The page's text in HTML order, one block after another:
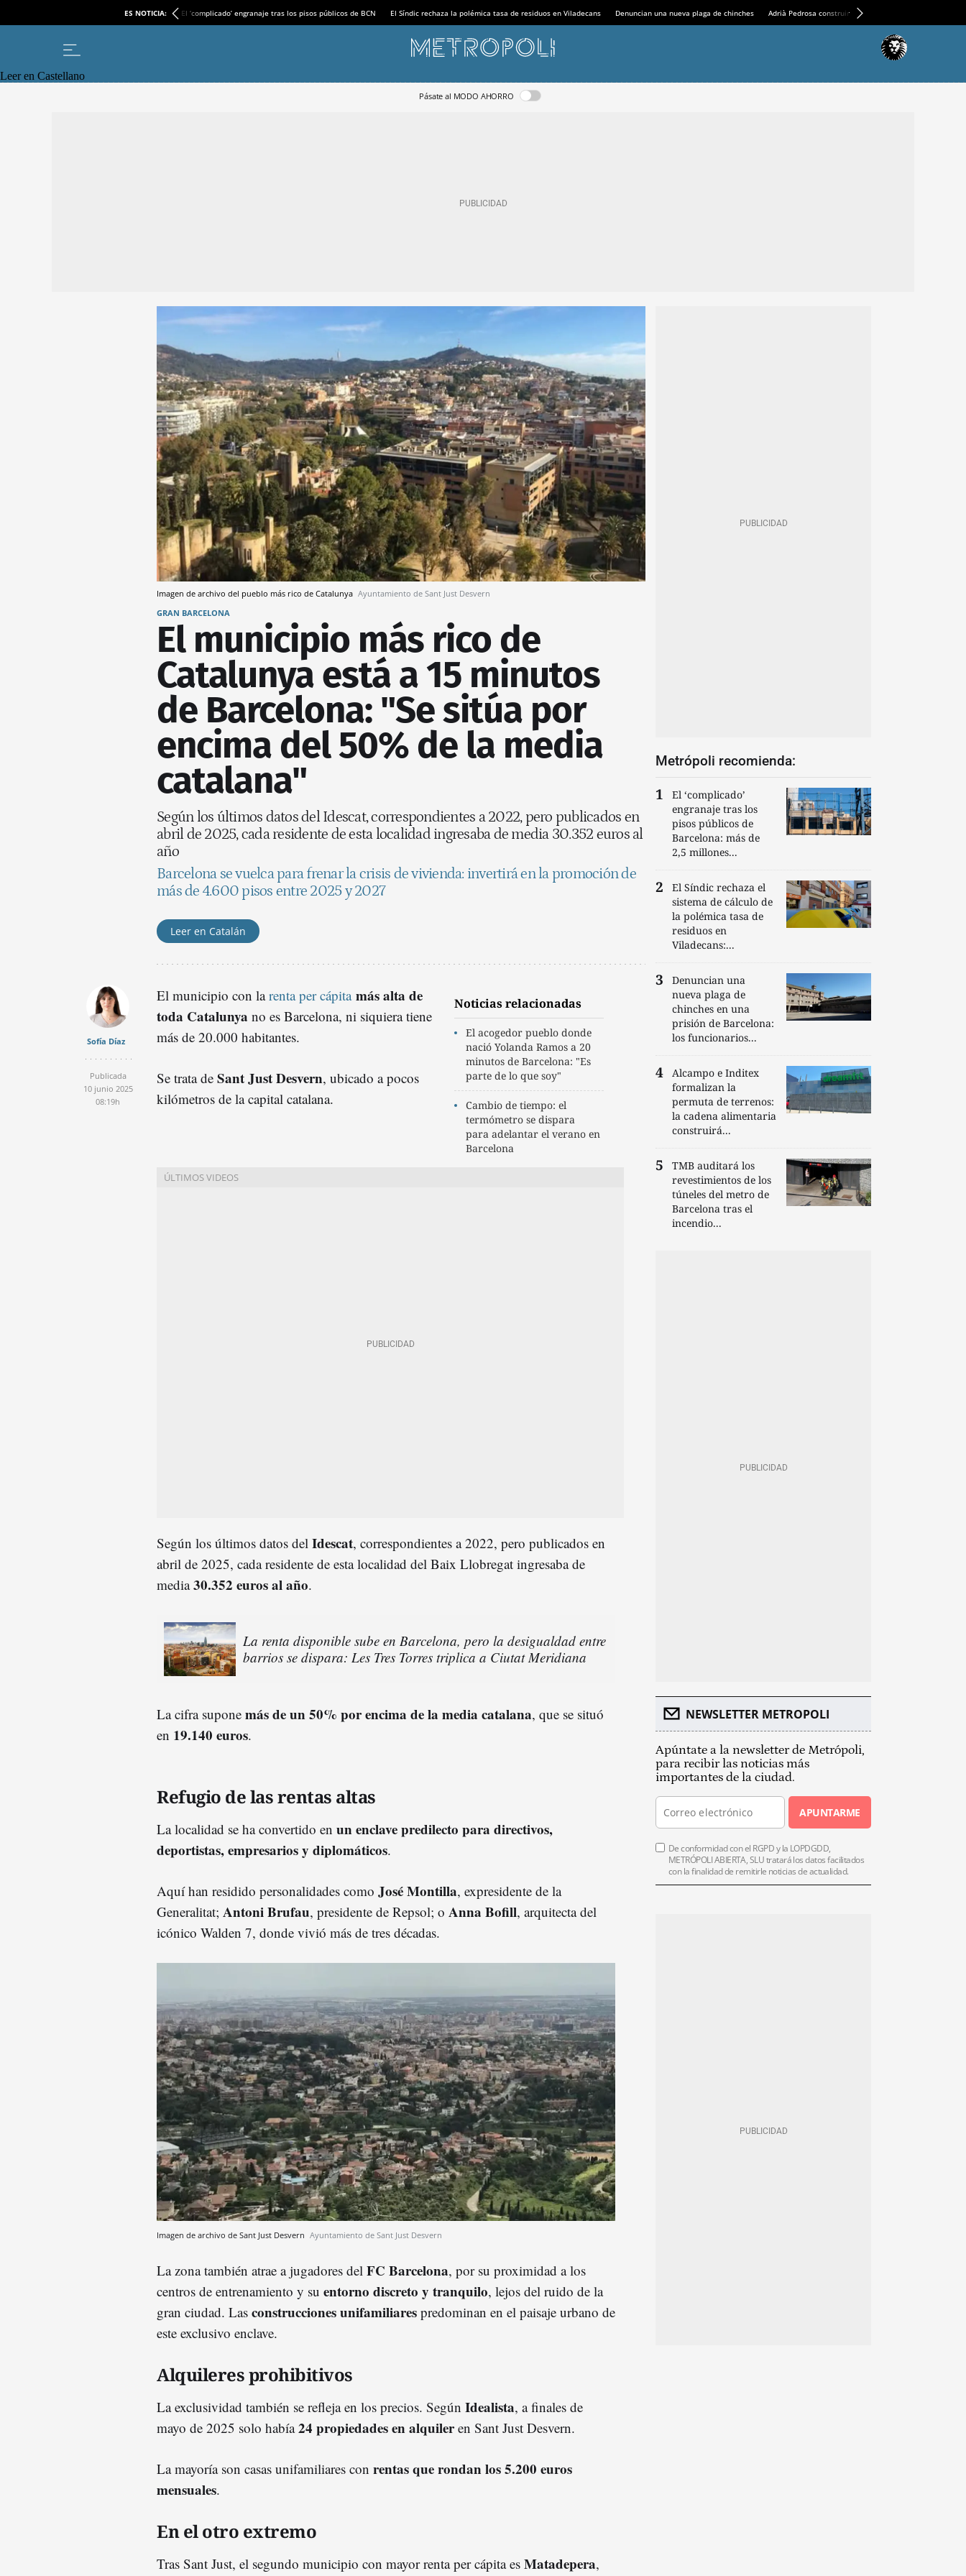
ES NOTICIA: El ‘complicado’ engranaje tras los pisos públicos de BCN El Síndic rechaza la polémica tasa de residuos en Viladecans Denuncian una nueva plaga de chinches Adrià Pedrosa construirá la nueva residencia en el
Leer en Castellano
Pásate al MODO AHORRO
Imagen de archivo del pueblo más rico de Catalunya Ayuntamiento de Sant Just Desvern
GRAN BARCELONA
El municipio más rico de
Catalunya está a 15 minutos
de Barcelona: "Se sitúa por
encima del 50% de la media
catalana"
Según los últimos datos del Idescat, correspondientes a 2022, pero publicados en
abril de 2025, cada residente de esta localidad ingresaba de media 30.352 euros al
año
Barcelona se vuelca para frenar la crisis de vivienda: invertirá en la promoción de
más de 4.600 pisos entre 2025 y 2027
Leer en Catalán
Sofía Díaz
Publicada
10 junio 2025
08:19h
Noticias relacionadas
El acogedor pueblo donde
nació Yolanda Ramos a 20
minutos de Barcelona: "Es
parte de lo que soy"
Cambio de tiempo: el
termómetro se dispara
para adelantar el verano en
Barcelona
El municipio con larenta per cápitamás alta de
toda Catalunya no es Barcelona, ni siquiera tiene
más de 20.000 habitantes.
Se trata de Sant Just Desvern, ubicado a pocos
kilómetros de la capital catalana.
Según los últimos datos del Idescat, correspondientes a 2022, pero publicados en
abril de 2025, cada residente de esta localidad del Baix Llobregat ingresaba de
media30.352 euros al año.
La renta disponible sube en Barcelona, pero la desigualdad entre
barrios se dispara: Les Tres Torres triplica a Ciutat Meridiana
La cifra supone más de un 50% por encima de la media catalana, que se situó
en 19.140 euros.
Refugio de las rentas altas
La localidad se ha convertido en un enclave predilecto para directivos,
deportistas, empresarios y diplomáticos.
Aquí han residido personalidades como José Montilla, expresidente de la
Generalitat; Antoni Brufau, presidente de Repsol; o Anna Bofill, arquitecta del
icónico Walden 7, donde vivió más de tres décadas.
Imagen de archivo de Sant Just Desvern Ayuntamiento de Sant Just Desvern
La zona también atrae a jugadores del FC Barcelona, por su proximidad a los
centros de entrenamiento y su entorno discreto y tranquilo, lejos del ruido de la
gran ciudad. Las construcciones unifamiliares predominan en el paisaje urbano de
este exclusivo enclave.
Alquileres prohibitivos
La exclusividad también se refleja en los precios. Según Idealista, a finales de
mayo de 2025 solo había24 propiedades en alquileren Sant Just Desvern.
La mayoría son casas unifamiliares con rentas que rondan los 5.200 euros
mensuales.
En el otro extremo
Tras Sant Just, el segundo municipio con mayor renta per cápita es Matadepera,
Metrópoli recomienda:
El ‘complicado’
engranaje tras los
pisos públicos de
Barcelona: más de
2,5 millones...
El Síndic rechaza el
sistema de cálculo de
la polémica tasa de
residuos en
Viladecans:...
Denuncian una
nueva plaga de
chinches en una
prisión de Barcelona:
los funcionarios...
Alcampo e Inditex
formalizan la
permuta de terrenos:
la cadena alimentaria
construirá...
TMB auditará los
revestimientos de los
túneles del metro de
Barcelona tras el
incendio...
NEWSLETTER METROPOLI
Apúntate a la newsletter de Metrópoli,
para recibir las noticias más
importantes de la ciudad.
APUNTARME
De conformidad con el RGPD y la LOPDGDD,
METRÓPOLI ABIERTA, SLU tratará los datos facilitados
con la finalidad de remitirle noticias de actualidad.